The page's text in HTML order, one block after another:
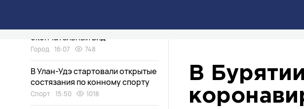
В
окончательный вид
Город 16:07 748
В Улан-Удэ стартовали открытые
состязания по конному спорту
Спорт 15:50 1018